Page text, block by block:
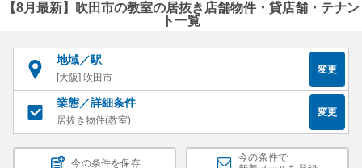
【8月最新】吹田市の教室の居抜き店舗物件・貸店舗・テナン
ト一覧
地域／駅
[大阪] 吹田市
変更
業態／詳細条件
居抜き物件(教室)
変更
今の条件を保存
今の条件で